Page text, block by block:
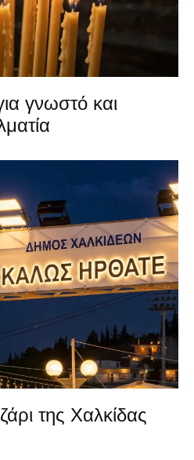
γνωστό και
της Χαλκίδας